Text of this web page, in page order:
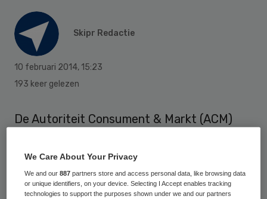
Skipr Redactie
10 februari 2014, 15:23
193 keer gelezen
De Autoriteit Consument & Markt (ACM)
rechtsvoorganger de Nederlandse
Mededingingsautoriteit (NMa) eind 2011 aan
de LHV heeft opgelegd. Wel heeft de ACM
We Care About Your Privacy
We and our887 partners store and access personal data, like browsing data
or unique identifiers, on your device. Selecting I Accept enables tracking
technologies to support the purposes shown under we and our partners